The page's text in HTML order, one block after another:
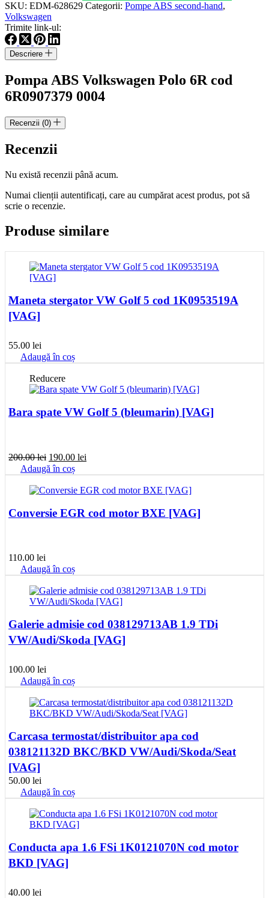
Polo
6R
cod
6R0907379
0004
SKU: EDM-628629 Categorii: Pompe ABS second-hand,
Volkswagen
Trimite link-ul:
Descriere
Pompa ABS Volkswagen Polo 6R cod
6R0907379 0004
Recenzii (0)
Recenzii
Nu există recenzii până acum.
Numai clienții autentificați, care au cumpărat acest produs, pot să
scrie o recenzie.
Produse similare
Maneta stergator VW Golf 5 cod 1K0953519A
[VAG]
55.00 lei
Adaugă în coș
Reducere
Bara spate VW Golf 5 (bleumarin) [VAG]
200.00lei Prețul
inițial
a
fost:
190.00 lei
este:
190.00 lei.
Adaugă în coș
Conversie EGR cod motor BXE [VAG]
110.00 lei
Adaugă în coș
Galerie admisie cod 038129713AB 1.9 TDi
VW/Audi/Skoda [VAG]
100.00 lei
Adaugă în coș
Carcasa termostat/distribuitor apa cod
038121132D BKC/BKD VW/Audi/Skoda/Seat
[VAG]
50.00 lei
Adaugă în coș
Conducta apa 1.6 FSi 1K0121070N cod motor
BKD [VAG]
40.00 lei